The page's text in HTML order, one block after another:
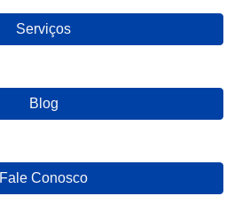
Serviços
Blog
Fale Conosco